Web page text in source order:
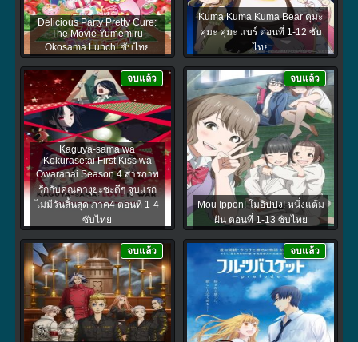
Delicious Party Pretty Cure:
The Movie Yumemiru
Okosama Lunch! ซับไทย
Kuma Kuma Kuma Bear คุมะ
คุมะ คุมะ แบร์ ตอนที่ 1-12 ซับ
ไทย
Kaguya-sama wa
Kokurasetai First Kiss wa
Owaranai Season 4 สารภาพ
รักกับคุณคางุยะซะดีๆ จูบแรก
ไม่มีวันสิ้นสุด ภาค4 ตอนที่ 1-4
ซับไทย
จบแล้ว
Mou Ippon! โมอิปปง! หนึ่งแต้ม
ฝัน ตอนที่ 1-13 ซับไทย
จบแล้ว
จบแล้ว จบแล้ว